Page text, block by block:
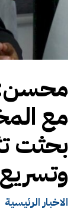
محسن:
مع
بحثت
الاخبار الرئيسية